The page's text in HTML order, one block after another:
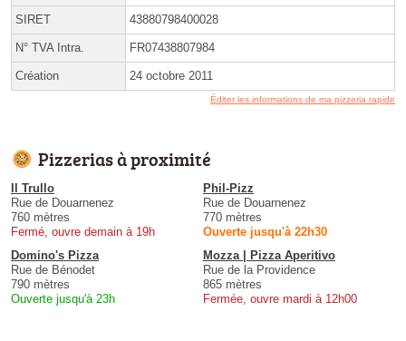
SIRET 43880798400028
N° TVA Intra. FR07438807984
Création 24 octobre 2011
Éditer les informations de ma pizzeria rapide
Pizzerias à proximité
Il Trullo
Rue de Douarnenez
760 mètres
Fermé, ouvre demain à 19h
Phil-Pizz
Rue de Douarnenez
770 mètres
Ouverte jusqu'à 22h30
Domino's Pizza
Rue de Bénodet
790 mètres
Ouverte jusqu'à 23h
Mozza | Pizza Aperitivo
Rue de la Providence
865 mètres
Fermée, ouvre mardi à 12h00